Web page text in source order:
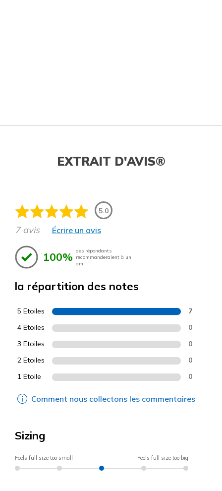
EXTRAIT D'AVIS®
5.0
7 avis Écrire un avis
100% des répondants
recommanderaient à un
ami
la répartition des notes
5 Etoiles 7
4 Etoiles 0
3 Etoiles 0
2 Etoiles 0
1 Etoile 0
Comment nous collectons les commentaires
Sizing
Feels full size too small Feels full size too big